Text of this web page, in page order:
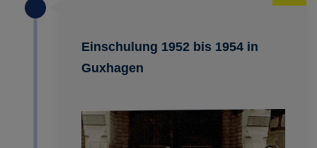
Einschulung 1952 bis 1954 in
Guxhagen